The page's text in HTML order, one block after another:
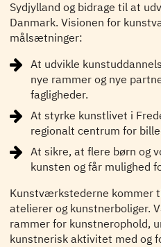
Sydjylland og bidrage til at
Danmark. Visionen for
målsætninger:
At udvikle
nye rammer og nye
fagligheder.
At styrke kunstlivet i
regionalt centrum for
At sikre, at flere børn og
kunsten og får mulighed
Kunstværkstederne kommer
atelierer og kunstnerboliger.
rammer for kunstnerophold,
kunstnerisk aktivitet med og